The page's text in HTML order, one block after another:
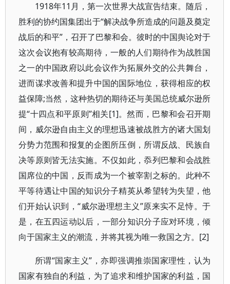
1918年11月，第一次世界大战宣告结束。随后，
胜利的协约国集团出于“解决战争所造成的问题及奠定
战后的和平”，召开了巴黎和会。彼时的中国舆论对于
这次会议抱有较高期待，一般的人们期待作为战胜国
之一的中国政府以此会议作为拓展外交的公共舞台，
进而谋求改善和提升中国的国际地位，获得相应的权
益保障;当然，这种热切的期待还与美国总统威尔逊所
提“十四点和平原则”相关[1]。然而，巴黎和会召开期
间，威尔逊自由主义的理想迅速被战胜方的诸大国划
分势力范围和报复的企图所压倒，所谓反战、民族自
决等原则皆无法实施。不仅如此，忝列巴黎和会战胜
国席位的中国，反而成为一个被宰割之标的。此种不
平等待遇让中国的知识分子精英从希望转为失望，他
们开始认识到，“威尔逊理想主义”原来实不足恃。于
是，在五四运动以后，一部分知识分子应对环境，倾
向于国家主义的潮流，并将其视为唯一救国之方。[2]
所谓“国家主义”，亦即强调推崇国家理性，认为
国家有独自的利益，为了追求和维护国家的利益，国